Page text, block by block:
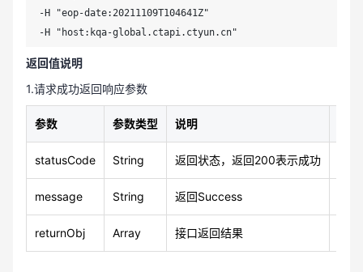
-H "eop-date:20211109T104641Z"
-H "host:kqa-global.ctapi.ctyun.cn"
返回值说明
1.请求成功返回响应参数
参数 参数类型 说明
statusCode String 返回状态，返回200表示成功
message String 返回Success
returnObj Array 接口返回结果